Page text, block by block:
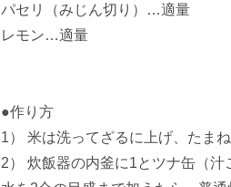
パセリ（みじん切り）…適量
レモン…適量
●作り方
1） 米は洗ってざるに上げ、たま
2） 炊飯器の内釜に1とツナ缶（